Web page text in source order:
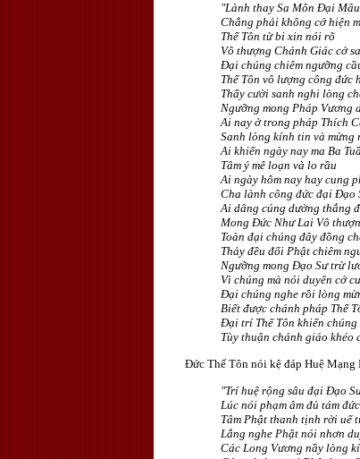
"Lành thay Sa Môn Ðại
Chẳng phải không cớ hiện
Thế Tôn từ bi xin nói rõ
Vô thượng Chánh Giác cớ
Ðại chúng chiêm ngưỡng
Thế Tôn vô lượng công đức
Thấy cười sanh nghi lòng
Ngưỡng mong Pháp Vương
Ai nay ở trong pháp Thích
Sanh lòng kính tin và mừng
Ai khiến ngày nay ma Ba
Tâm ý mê loạn và lo rầu
Ai ngày hôm nay hay cung
Cha lành công đức đại Ðạo
Ai dâng cúng dường thắng
Mong Ðức Như Lai Vô
Toàn đại chúng đây đồng
Thảy đều đối Phật chiêm
Ngưỡng mong Ðạo Sư trừ
Vì chúng mà nói duyên cớ
Ðại chúng nghe rồi lòng
Biết được chánh pháp Thế
Ðại trí Thế Tôn khiến chúng
Tùy thuận chánh giáo khéo
Ðức Thế Tôn nói kệ đáp Huệ Mạng
"Trí huệ rộng sâu đại Ðạo
Lúc nói phạm âm đủ tám đức
Tâm Phật thanh tịnh rời uế
Lắng nghe Phật nói nhơn
Các Long Vương nầy lòng